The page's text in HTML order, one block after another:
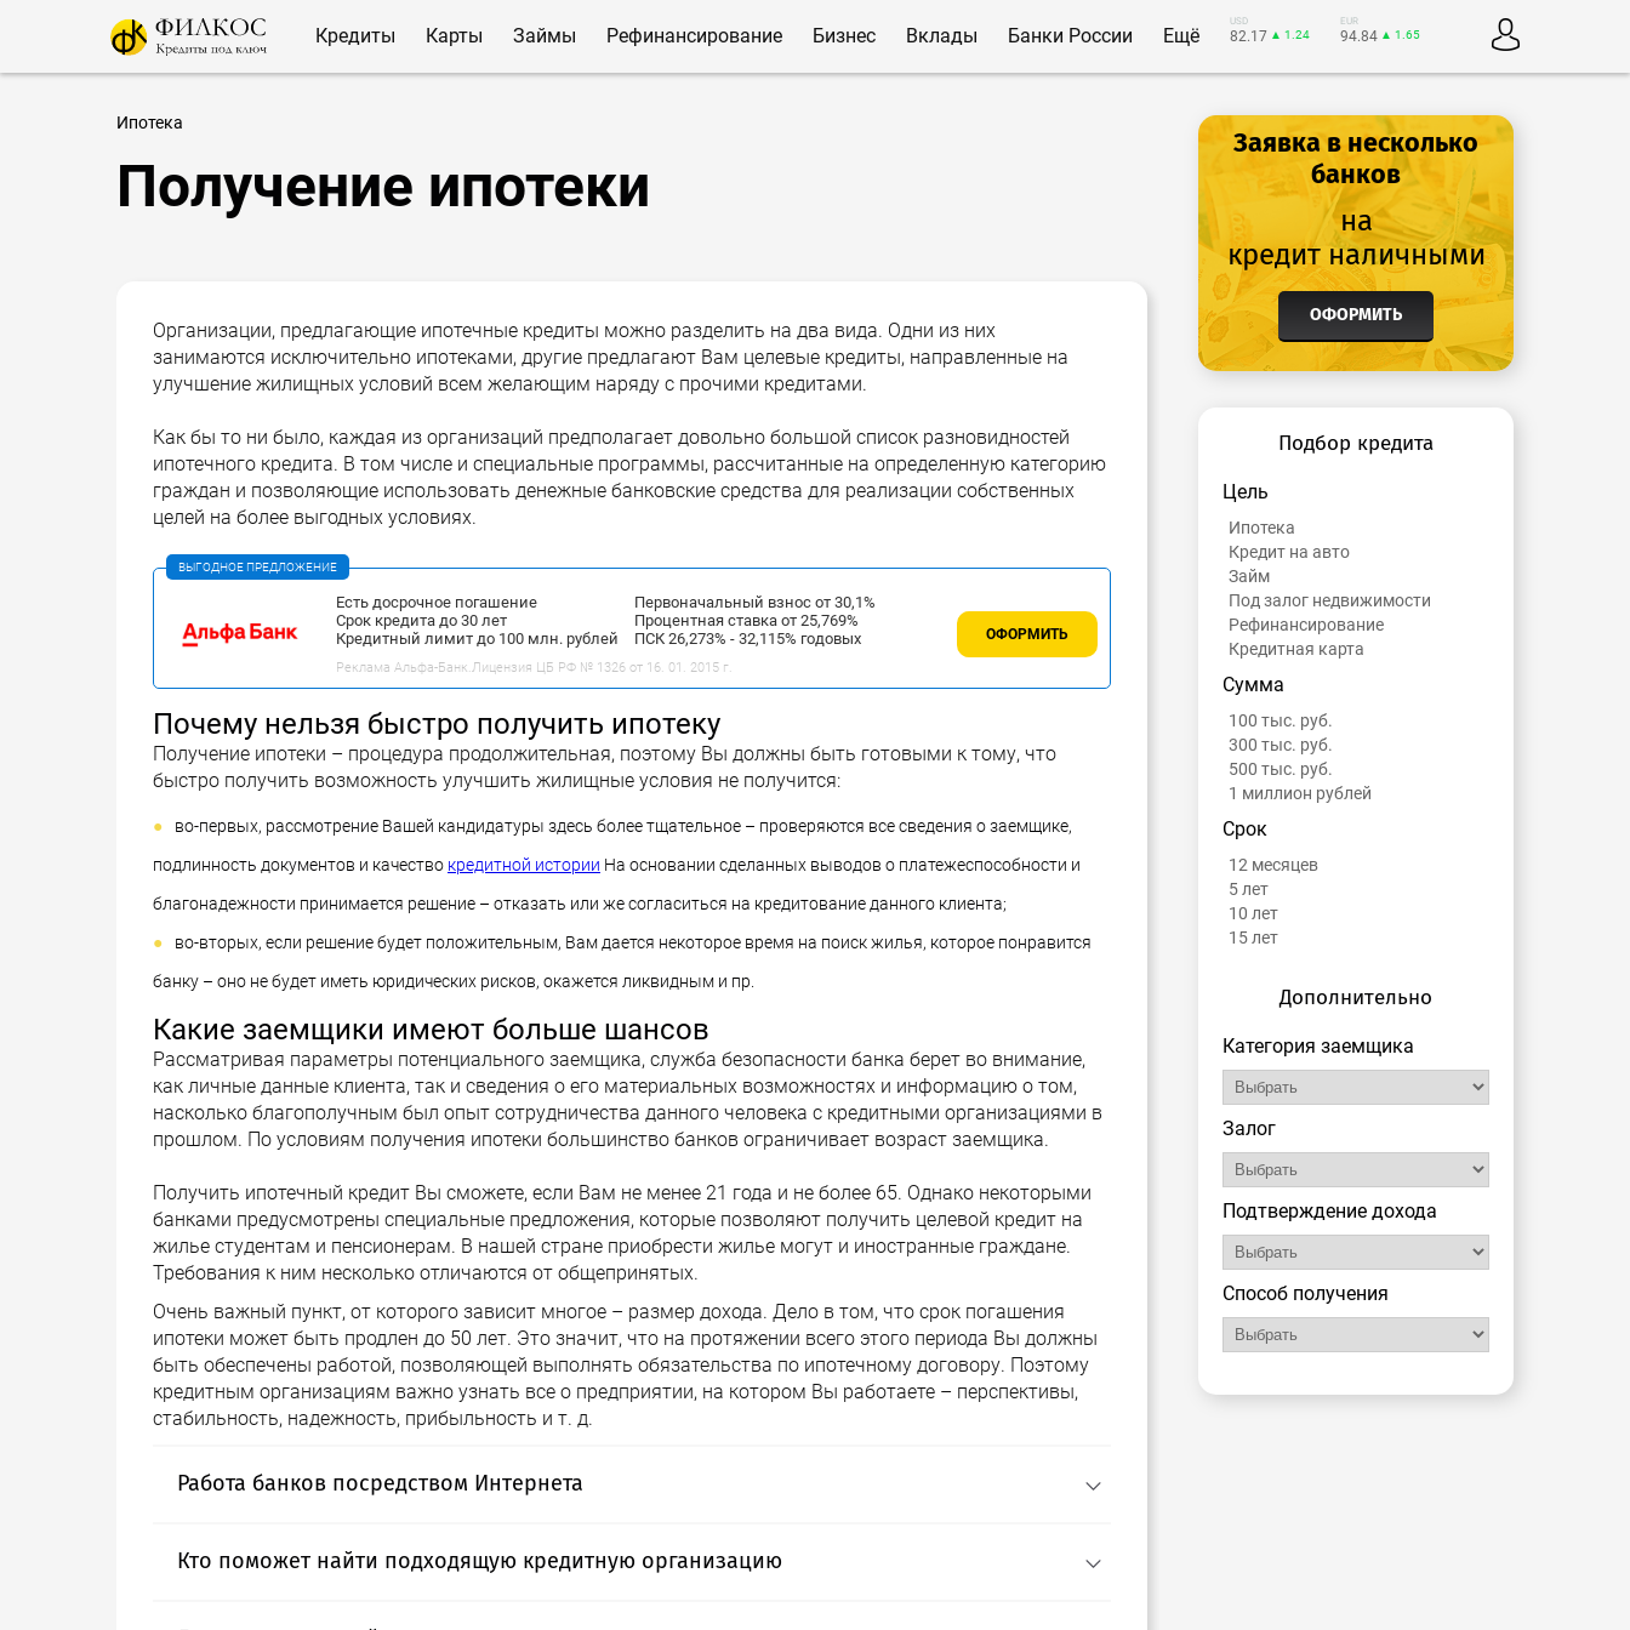
Кредиты Карты Займы Рефинансирование Бизнес Вклады Банки России Ещё
USD
82.17 ▲ 1.24
EUR
94.84 ▲ 1.65
Ипотека
Получение ипотеки
Организации, предлагающие ипотечные кредиты можно разделить на два вида. Одни из них
занимаются исключительно ипотеками, другие предлагают Вам целевые кредиты, направленные на
улучшение жилищных условий всем желающим наряду с прочими кредитами.
Как бы то ни было, каждая из организаций предполагает довольно большой список разновидностей
ипотечного кредита. В том числе и специальные программы, рассчитанные на определенную категорию
граждан и позволяющие использовать денежные банковские средства для реализации собственных
целей на более выгодных условиях.
ВЫГОДНОЕ ПРЕДЛОЖЕНИЕ
Есть досрочное погашение
Срок кредита до 30 лет
Кредитный лимит до 100 млн. рублей
Первоначальный взнос от 30,1%
Процентная ставка от 25,769%
ПСК 26,273% - 32,115% годовых
Реклама Альфа-Банк.Лицензия ЦБ РФ № 1326 от 16. 01. 2015 г.
ОФОРМИТЬ
Почему нельзя быстро получить ипотеку
Получение ипотеки – процедура продолжительная, поэтому Вы должны быть готовыми к тому, что
быстро получить возможность улучшить жилищные условия не получится:
во-первых, рассмотрение Вашей кандидатуры здесь более тщательное – проверяются все сведения о заемщике,
подлинность документов и качество кредитной истории На основании сделанных выводов о платежеспособности и
благонадежности принимается решение – отказать или же согласиться на кредитование данного клиента;
во-вторых, если решение будет положительным, Вам дается некоторое время на поиск жилья, которое понравится
банку – оно не будет иметь юридических рисков, окажется ликвидным и пр.
Какие заемщики имеют больше шансов
Рассматривая параметры потенциального заемщика, служба безопасности банка берет во внимание,
как личные данные клиента, так и сведения о его материальных возможностях и информацию о том,
насколько благополучным был опыт сотрудничества данного человека с кредитными организациями в
прошлом. По условиям получения ипотеки большинство банков ограничивает возраст заемщика.
Получить ипотечный кредит Вы сможете, если Вам не менее 21 года и не более 65. Однако некоторыми
банками предусмотрены специальные предложения, которые позволяют получить целевой кредит на
жилье студентам и пенсионерам. В нашей стране приобрести жилье могут и иностранные граждане.
Требования к ним несколько отличаются от общепринятых.
Очень важный пункт, от которого зависит многое – размер дохода. Дело в том, что срок погашения
ипотеки может быть продлен до 50 лет. Это значит, что на протяжении всего этого периода Вы должны
быть обеспечены работой, позволяющей выполнять обязательства по ипотечному договору. Поэтому
кредитным организациям важно узнать все о предприятии, на котором Вы работаете – перспективы,
стабильность, надежность, прибыльность и т. д.
Работа банков посредством Интернета
вошли в нашу жизнь, и значительно упрощают ее. Вы можете управлять своими вкладами,
Кто поможет найти подходящую кредитную организацию
Заявка в несколько
банков
на
кредит наличными
ОФОРМИТЬ
Подбор кредита
Цель
Ипотека
Кредит на авто
Займ
Под залог недвижимости
Рефинансирование
Кредитная карта
Сумма
100 тыс. руб.
300 тыс. руб.
500 тыс. руб.
1 миллион рублей
Срок
12 месяцев
5 лет
10 лет
15 лет
Дополнительно
Категория заемщика
Залог
Подтверждение дохода
Способ получения